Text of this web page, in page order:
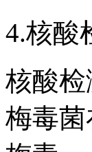
4.核酸
核酸
梅毒